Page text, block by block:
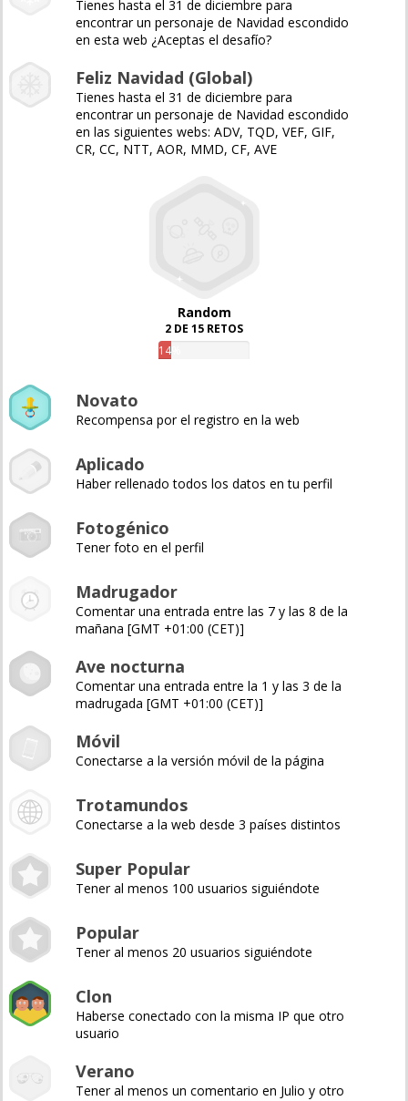
Tienes hasta el 31 de diciembre para
encontrar un personaje de Navidad escondido
en esta web ¿Aceptas el desafío?
Feliz Navidad (Global)
Tienes hasta el 31 de diciembre para
encontrar un personaje de Navidad escondido
en las siguientes webs: ADV, TQD, VEF, GIF,
CR, CC, NTT, AOR, MMD, CF, AVE
Random
2 DE 15 RETOS
14%
Novato
Recompensa por el registro en la web
Aplicado
Haber rellenado todos los datos en tu perfil
Fotogénico
Tener foto en el perfil
Madrugador
Comentar una entrada entre las 7 y las 8 de la
mañana [GMT +01:00 (CET)]
Ave nocturna
Comentar una entrada entre la 1 y las 3 de la
madrugada [GMT +01:00 (CET)]
Móvil
Conectarse a la versión móvil de la página
Trotamundos
Conectarse a la web desde 3 países distintos
Super Popular
Tener al menos 100 usuarios siguiéndote
Popular
Tener al menos 20 usuarios siguiéndote
Clon
Haberse conectado con la misma IP que otro
usuario
Verano
Tener al menos un comentario en Julio y otro